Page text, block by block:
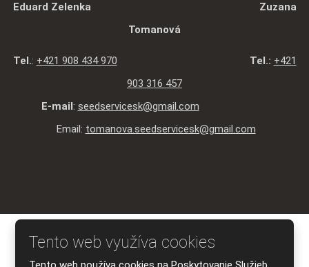
Eduard Zelenka Zuzana
Tomanová
Tel.: +421 908 434 970 Tel.: +421
903 316 457
E-mail: seedservicesk@gmail.com
Email: tomanova.seedservicesk@gmail.com
© 2026 SEED SERVICE s.r.o., vytvorila eBRÁNA s.r.o.
Podmienky použitia
Tento web využíva cookies